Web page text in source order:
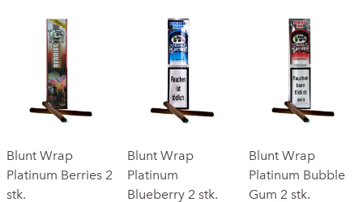
Blunt Wrap
Platinum Berries 2
stk.
Blunt Wrap
Platinum
Blueberry 2 stk.
Blunt Wrap
Platinum Bubble
Gum 2 stk.